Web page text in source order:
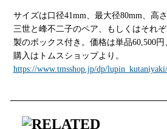
サイズは口径41mm、最大径80mm、高
三世と峰不二子のペア、もしくはそれ
製のボックス付き。価格は単品60,500円
購入はトムスショップより。
https://www.tmsshop.jp/dp/lupin_kutaniyaki/